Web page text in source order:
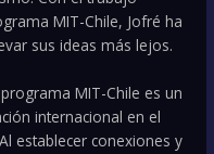
MIT-Chile, Jofré ha
sus ideas más lejos.
MIT-Chile es un
internacional en el
establecer conexiones y